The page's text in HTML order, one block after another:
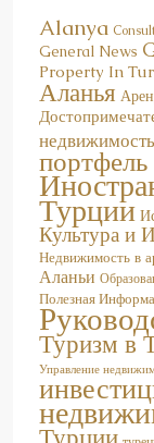
Alanya
General News
Property In
Аланья
недвижимость
Турции
Культура и
Недвижимость в
Аланьи
Полезная
Туризм в
Управление
Турции